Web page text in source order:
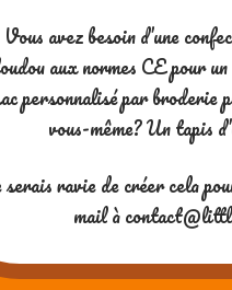
Vous avez besoin d’une
aux normes CE pour
personnalisé par broderie
vous-même? Un tapis
ravie de créer cela
mail à
Merci pour votre
aimez mes
pouvez me